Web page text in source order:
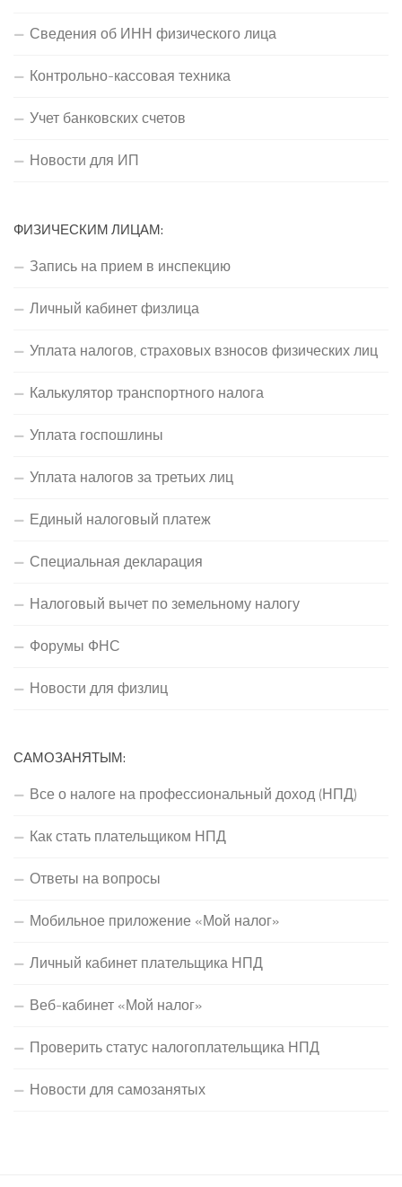
Сведения об ИНН физического лица
Контрольно-кассовая техника
Учет банковских счетов
Новости для ИП
ФИЗИЧЕСКИМ ЛИЦАМ:
Запись на прием в инспекцию
Личный кабинет физлица
Уплата налогов, страховых взносов физических лиц
Калькулятор транспортного налога
Уплата госпошлины
Уплата налогов за третьих лиц
Единый налоговый платеж
Специальная декларация
Налоговый вычет по земельному налогу
Форумы ФНС
Новости для физлиц
САМОЗАНЯТЫМ:
Все о налоге на профессиональный доход (НПД)
Как стать плательщиком НПД
Ответы на вопросы
Мобильное приложение «Мой налог»
Личный кабинет плательщика НПД
Веб-кабинет «Мой налог»
Проверить статус налогоплательщика НПД
Новости для самозанятых